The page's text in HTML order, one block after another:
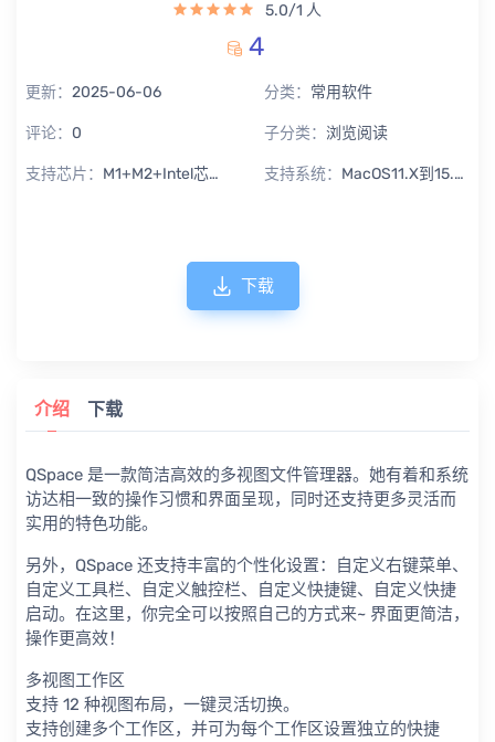
5.0/1 人
4
更新： 2025-06-06 分类： 常用软件
评论： 0 子分类： 浏览阅读
支持芯片： M1+M2+Intel芯片通用 支持系统： MacOS11.X到15.X Sequoia
下载
介绍 下载
QSpace 是一款简洁高效的多视图文件管理器。她有着和系统
访达相一致的操作习惯和界面呈现，同时还支持更多灵活而
实用的特色功能。
另外，QSpace 还支持丰富的个性化设置：自定义右键菜单、
自定义工具栏、自定义触控栏、自定义快捷键、自定义快捷
启动。在这里，你完全可以按照自己的方式来~ 界面更简洁，
操作更高效！
多视图工作区
支持 12 种视图布局，一键灵活切换。
支持创建多个工作区，并可为每个工作区设置独立的快捷